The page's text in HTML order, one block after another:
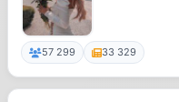
57 299 33 329